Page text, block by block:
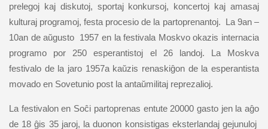
prelegoj kaj diskutoj, sportaj konkursoj, koncertoj kaj amasaj
kulturaj programoj, festa procesio de la partoprenantoj. La 9an –
10an de aŭgusto 1957 en la festivala Moskvo okazis internacia
programo por 250 esperantistoj el 26 landoj. La Moskva
festivalo de la jaro 1957a kaŭzis renaskiĝon de la esperantista
movado en Sovetunio post la antaŭmilitaj reprezalioj.
La festivalon en Soĉi partoprenas entute 20000 gasto jen la aĝo
de 18 ĝis 35 jaroj, la duonon konsistigas eksterlandaj gejunuloj